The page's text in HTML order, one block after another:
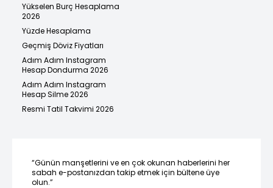
Yükselen Burç Hesaplama
2026
Yüzde Hesaplama
Geçmiş Döviz Fiyatları
Adım Adım Instagram
Hesap Dondurma 2026
Adım Adım Instagram
Hesap Silme 2026
Resmi Tatil Takvimi 2026
“Günün manşetlerini ve en çok okunan haberlerini her
sabah e-postanızdan takip etmek için bültene üye
olun.”